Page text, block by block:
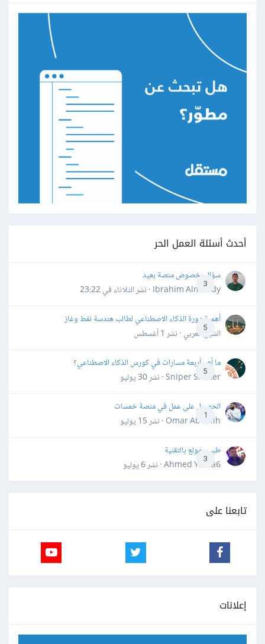
أحدث أسئلة العمل الحر
3
سؤال بخصوص منصة بعيد
Ibrahim Almahdy · نشر
الثلاثاء في 23:22
5
أهمية دورة الذكاء الاصطناعي لطالب هندسة نفط وغاز
الشيخ العربي · نشر 1 أغسطس
5
ما أهم أربعة مسارات في كورس الذكاء الاصطناعي؟
Sniper Shaker · نشر
30 يوليو
1
الحصول على عمل في منصة خمسات
Omar Abdallh · نشر
15 يوليو
3
طبيب مولع بالتقنية
Ahmed Yahia6 · نشر
6 يوليو
تابعنا على
إعلانات